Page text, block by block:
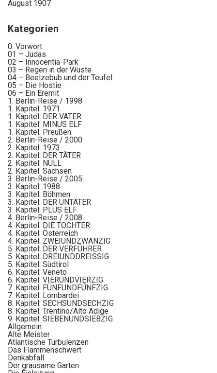
August 1907
Kategorien
0. Vorwort
01 – Judas
02 – Innocentia-Park
03 – Regen in der Wüste
04 – Beelzebub und der Teufel
05 – Die Hostie
06 – Ein Eremit
1. Berlin-Reise / 1998
1. Kapitel: 1971
1. Kapitel: DER VATER
1. Kapitel: MINUS ELF
1. Kapitel: Preußen
2. Berlin-Reise / 2000
2. Kapitel: 1973
2. Kapitel: DER TÄTER
2. Kapitel: NULL
2. Kapitel: Sachsen
3. Berlin-Reise / 2005
3. Kapitel: 1988
3. Kapitel: Böhmen
3. Kapitel: DER UNTÄTER
3. Kapitel: PLUS ELF
4. Berlin-Reise / 2008
4. Kapitel: DIE TOCHTER
4. Kapitel: Österreich
4. Kapitel: ZWEIUNDZWANZIG
5. Kapitel: DER VERFÜHRER
5. Kapitel: DREIUNDDREISSIG
5. Kapitel: Südtirol
6. Kapitel: Veneto
6. Kapitel: VIERUNDVIERZIG
7. Kapitel: FÜNFUNDFÜNFZIG
7. Kapitel: Lombardei
8. Kapitel: SECHSUNDSECHZIG
8. Kapitel: Trentino/Alto Adige
9. Kapitel: SIEBENUNDSIEBZIG
Allgemein
Alte Meister
Atlantische Turbulenzen
Das Flammenschwert
Denkabfall
Der grausame Garten